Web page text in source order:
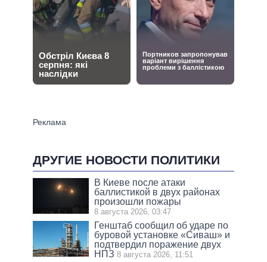
ДРУГИЕ НОВОСТИ ПОЛИТИКИ
В Киеве после атаки
баллистикой в двух районах
произошли пожары
8 августа 2026, 03:47
Генштаб сообщил об ударе по
буровой установке «Сиваш» и
подтвердил поражение двух
НПЗ 8 августа 2026, 11:51